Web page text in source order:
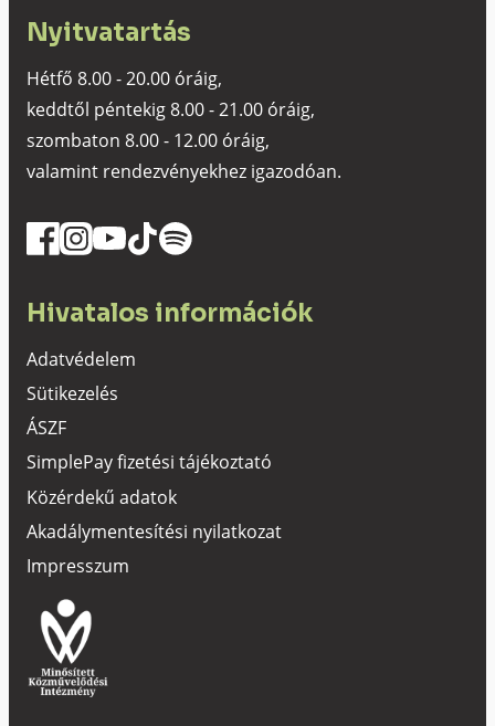
Nyitvatartás
Hétfő 8.00 - 20.00 óráig,
keddtől péntekig 8.00 - 21.00 óráig,
szombaton 8.00 - 12.00 óráig,
valamint rendezvényekhez igazodóan.
Hivatalos információk
Adatvédelem
Sütikezelés
ÁSZF
SimplePay fizetési tájékoztató
Közérdekű adatok
Akadálymentesítési nyilatkozat
Impresszum